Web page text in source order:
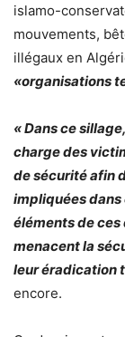
islamo-
mouvements,
illégaux en
«organisations
« Dans ce
charge des
de sécurité afin
impliquées dans
éléments de
menacent la
leur éradication
encore.